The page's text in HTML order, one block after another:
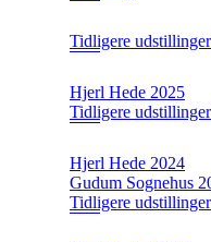
Tidligere
Hjerl Hede 2025
Tidligere
Hjerl Hede 2024
Gudum Sognehus
Tidligere